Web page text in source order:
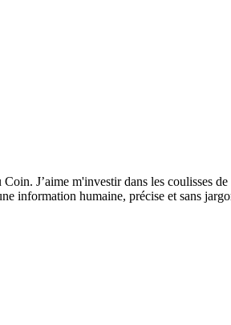
J’aime m'investir dans les coulisses
information humaine, précise et sans